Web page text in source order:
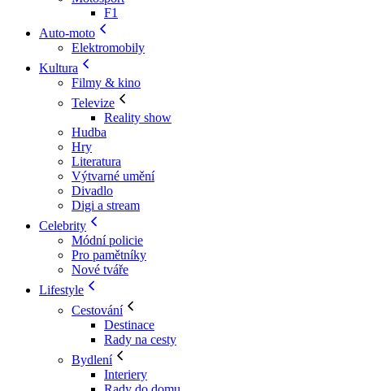
F1
Auto-moto
Elektromobily
Kultura
Filmy & kino
Televize
Reality show
Hudba
Hry
Literatura
Výtvarné umění
Divadlo
Digi a stream
Celebrity
Módní policie
Pro pamětníky
Nové tváře
Lifestyle
Cestování
Destinace
Rady na cesty
Bydlení
Interiery